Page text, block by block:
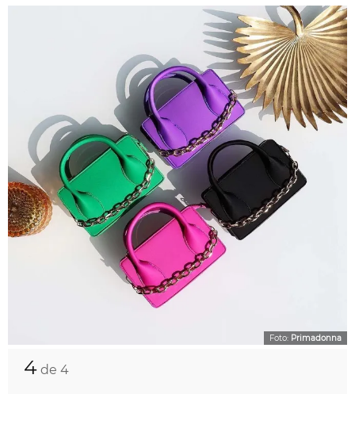
Foto: Primadonna
4 de 4